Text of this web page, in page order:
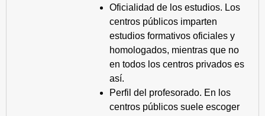
Oficialidad de los estudios. Los
centros públicos imparten
estudios formativos oficiales y
homologados, mientras que no
en todos los centros privados es
así.
Perfil del profesorado. En los
centros públicos suele escoger